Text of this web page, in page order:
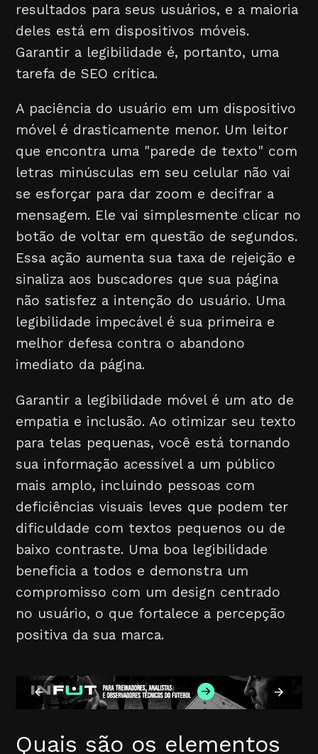
resultados para seus usuários, e a maioria
deles está em dispositivos móveis.
Garantir a legibilidade é, portanto, uma
tarefa de SEO crítica.
A paciência do usuário em um dispositivo
móvel é drasticamente menor. Um leitor
que encontra uma "parede de texto" com
letras minúsculas em seu celular não vai
se esforçar para dar zoom e decifrar a
mensagem. Ele vai simplesmente clicar no
botão de voltar em questão de segundos.
Essa ação aumenta sua taxa de rejeição e
sinaliza aos buscadores que sua página
não satisfez a intenção do usuário. Uma
legibilidade impecável é sua primeira e
melhor defesa contra o abandono
imediato da página.
Garantir a legibilidade móvel é um ato de
empatia e inclusão. Ao otimizar seu texto
para telas pequenas, você está tornando
sua informação acessível a um público
mais amplo, incluindo pessoas com
deficiências visuais leves que podem ter
dificuldade com textos pequenos ou de
baixo contraste. Uma boa legibilidade
beneficia a todos e demonstra um
compromisso com um design centrado
no usuário, o que fortalece a percepção
positiva da sua marca.
Quais são os elementos